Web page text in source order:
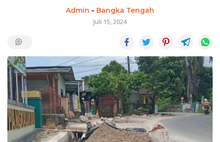
Admin - Bangka Tengah
Juli 15, 2024